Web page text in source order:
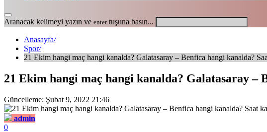
Aranacak kelimeyi yazın ve entertuşuna basın...
Anasayfa/
Spor/
21 Ekim hangi maç hangi kanalda? Galatasaray – Benfica hangi kanalda?
21 Ekim hangi maç hangi kanalda? Galatasaray –
Güncelleme: Şubat 9, 2022 21:46
admin
0